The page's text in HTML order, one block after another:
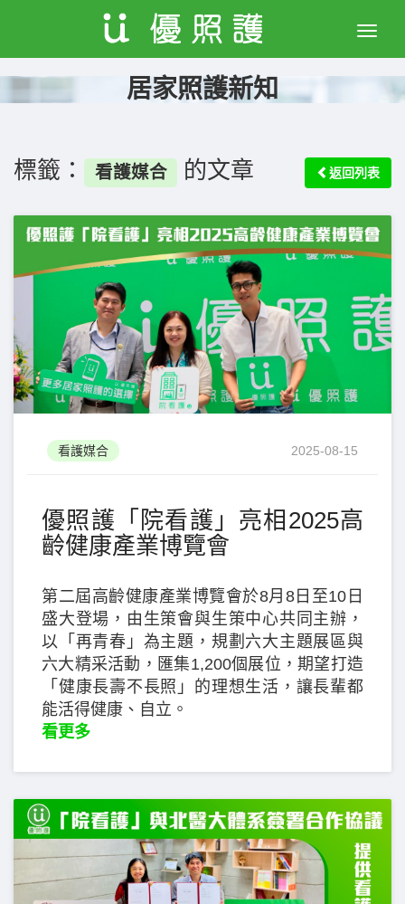
Toggle
居家照護新知
標籤： 看護媒合 的文章 返回列表
看護媒合 2025-08-15
優照護「院看護」亮相2025高
齡健康產業博覽會
第二屆高齡健康產業博覽會於8月8日至10日
盛大登場，由生策會與生策中心共同主辦，
以「再青春」為主題，規劃六大主題展區與
六大精采活動，匯集1,200個展位，期望打造
「健康長壽不長照」的理想生活，讓長輩都
能活得健康、自立。
看更多